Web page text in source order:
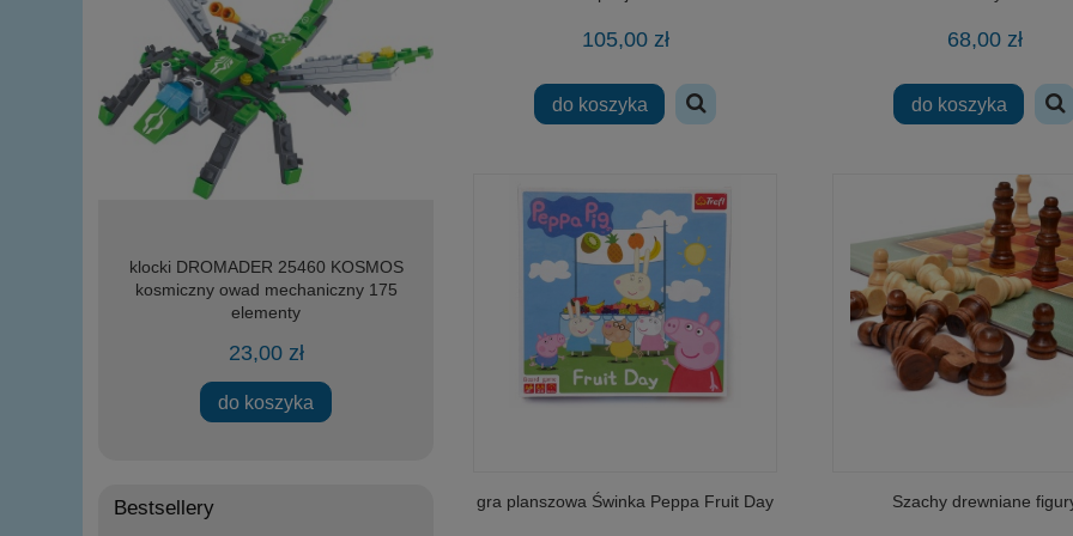
klocki DROMADER 25460 KOSMOS
kosmiczny owad mechaniczny 175
elementy
23,00 zł
do koszyka
lalka Agusia co pije i siusia ze smoczkiem
68,00 zł
do koszyka
klocki DROMADER 27502 PIRACI
przystań 238 elementów
53,00 zł
powiadom o dostępności
Bestsellery
105,00 zł
do koszyka
68,00 zł
do koszyka
gra planszowa Świnka Peppa Fruit Day Szachy drewniane